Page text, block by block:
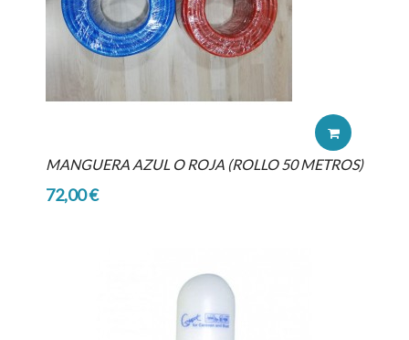
MANGUERA AZUL O ROJA (ROLLO 50 METROS)
72,00 €